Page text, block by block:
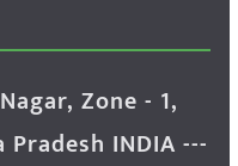
Zone - 1,
INDIA ---